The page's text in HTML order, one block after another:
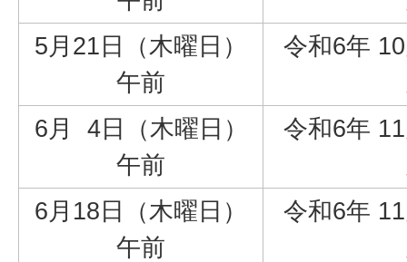
5月21日（木曜日）
午前
令和6年
6月 4日（木曜日）
午前
令和6年
6月18日（木曜日）
午前
令和6年